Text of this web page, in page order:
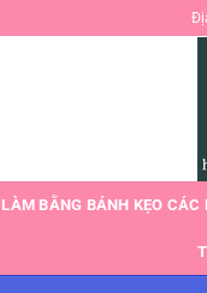
BẰNG BÁNH KẸO CÁC